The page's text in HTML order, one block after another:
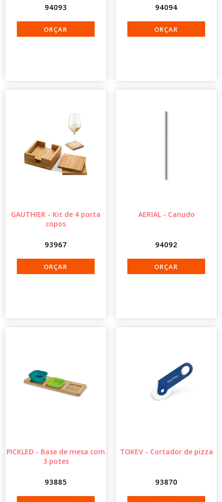
94093 94094
GAUTHIER - Kit de 4 porta
copos
93967
AERIAL - Canudo
94092
PICKLED - Base de mesa com
3 potes
93885
TOKEV - Cortador de pizza
93870